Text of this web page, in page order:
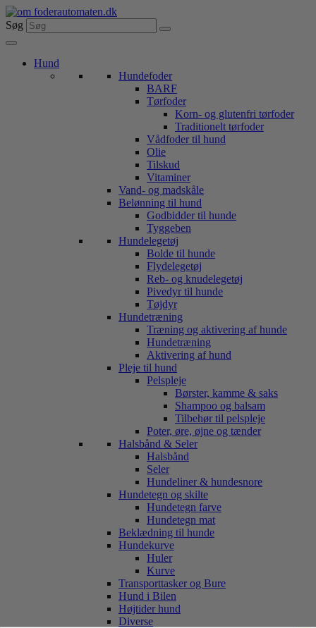
Videre
til
indhold
Søg
Hund
Hundefoder
BARF
Tørfoder
Korn- og glutenfri tørfoder
Traditionelt tørfoder
Vådfoder til hund
Olie
Tilskud
Vitaminer
Vand- og madskåle
Belønning til hund
Godbidder til hunde
Tyggeben
Hundelegetøj
Bolde til hunde
Flydelegetøj
Reb- og knudelegetøj
Pivedyr til hunde
Tøjdyr
Hundetræning
Træning og aktivering af hunde
Hundetræning
Aktivering af hund
Pleje til hund
Pelspleje
Børster, kamme & saks
Shampoo og balsam
Tilbehør til pelspleje
Poter, øre, øjne og tænder
Halsbånd & Seler
Halsbånd
Seler
Hundeliner & hundesnore
Hundetegn og skilte
Hundetegn farve
Hundetegn mat
Beklædning til hunde
Hundekurve
Huler
Kurve
Transporttasker og Bure
Hund i Bilen
Højtider hund
Diverse